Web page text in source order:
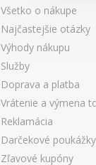
Všetko o nákupe
Najčastejšie otázky
Výhody nákupu
Služby
Doprava a platba
Vrátenie a výmena
Reklamácia
Darčekové poukážky
Zľavové kupóny